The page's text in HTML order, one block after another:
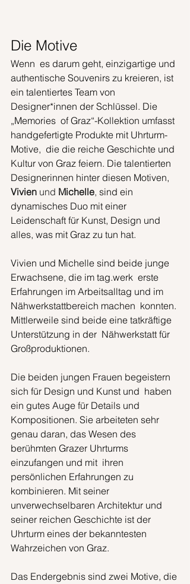
Die Motive
Wenn  es darum geht, einzigartige und
authentische Souvenirs zu kreieren, ist
ein talentiertes Team von
Designer*innen der Schlüssel. Die
„Memories  of Graz“-Kollektion umfasst
handgefertigte Produkte mit Uhrturm-
Motive,  die die reiche Geschichte und
Kultur von Graz feiern. Die talentierten
Designerinnen hinter diesen Motiven,
Vivien und Michelle, sind ein
dynamisches Duo mit einer
Leidenschaft für Kunst, Design und
alles, was mit Graz zu tun hat.
Vivien und Michelle sind beide junge
Erwachsene, die im tag.werk  erste
Erfahrungen im Arbeitsalltag und im
Nähwerkstattbereich machen  konnten.
Mittlerweile sind beide eine tatkräftige
Unterstützung in der  Nähwerkstatt für
Großproduktionen.
Die beiden jungen Frauen begeistern
sich für Design und Kunst und  haben
ein gutes Auge für Details und
Kompositionen. Sie arbeiteten sehr
genau daran, das Wesen des
berühmten Grazer Uhrturms
einzufangen und mit  ihren
persönlichen Erfahrungen zu
kombinieren. Mit seiner
unverwechselbaren Architektur und
seiner reichen Geschichte ist der
Uhrturm eines der bekanntesten
Wahrzeichen von Graz.
Das Endergebnis sind zwei Motive, die